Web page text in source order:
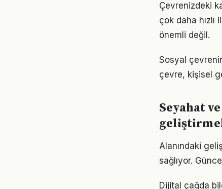
Çevrenizdeki
çok daha hızlı
önemli değil.
Sosyal
çevre, kişisel
Seyahat
Alanındaki
sağlıyor.
Dijital çağda